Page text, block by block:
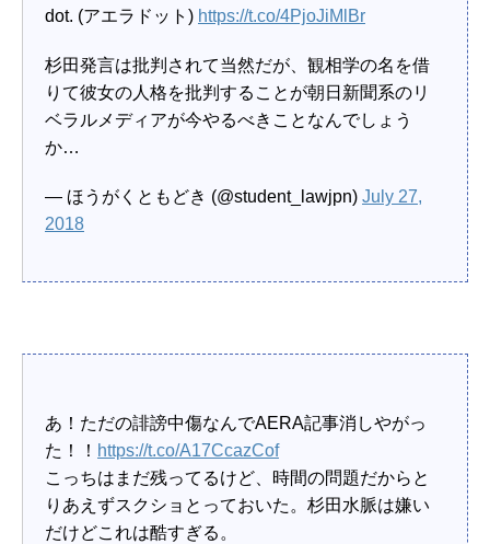
dot. (アエラドット) https://t.co/4PjoJiMlBr
杉田発言は批判されて当然だが、観相学の名を借
りて彼女の人格を批判することが朝日新聞系のリ
ベラルメディアが今やるべきことなんでしょう
か…
— ほうがくともどき (@student_lawjpn) July 27,
2018
あ！ただの誹謗中傷なんでAERA記事消しやがっ
た！！ https://t.co/A17CcazCof
こっちはまだ残ってるけど、時間の問題だからと
りあえずスクショとっておいた。杉田水脈は嫌い
だけどこれは酷すぎる。